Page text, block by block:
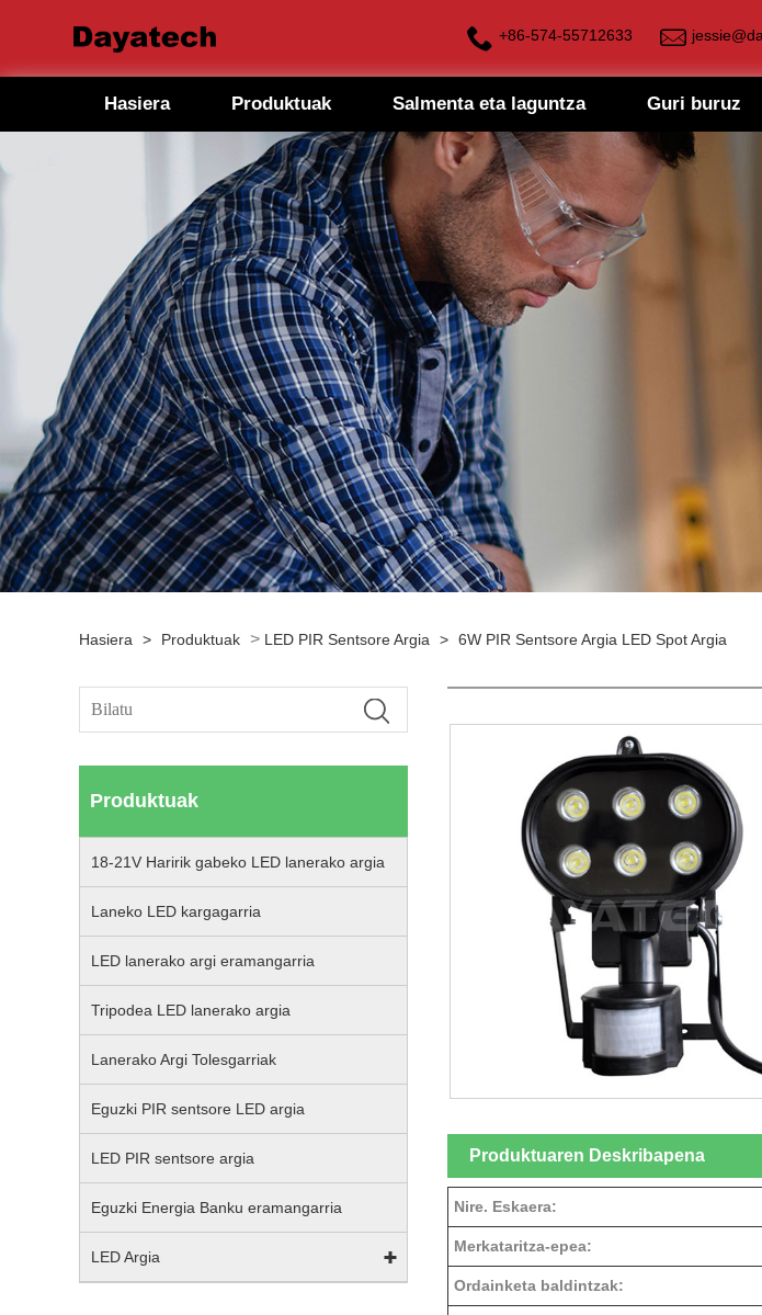
+86-574-55712633
Hasiera Produktuak Salmenta eta laguntza Guri buruz
Hasiera > Produktuak > LED PIR Sentsore Argia > 6W PIR Sentsore Argia LED Spot Argia
Produktuak
18-21V Haririk gabeko LED lanerako argia
Laneko LED kargagarria
LED lanerako argi eramangarria
Tripodea LED lanerako argia
Lanerako Argi Tolesgarriak
Eguzki PIR sentsore LED argia
LED PIR sentsore argia
Eguzki Energia Banku eramangarria
LED Argia
Produktuaren Deskribapena
Nire. Eskaera:
Merkataritza-epea:
Ordainketa baldintzak: